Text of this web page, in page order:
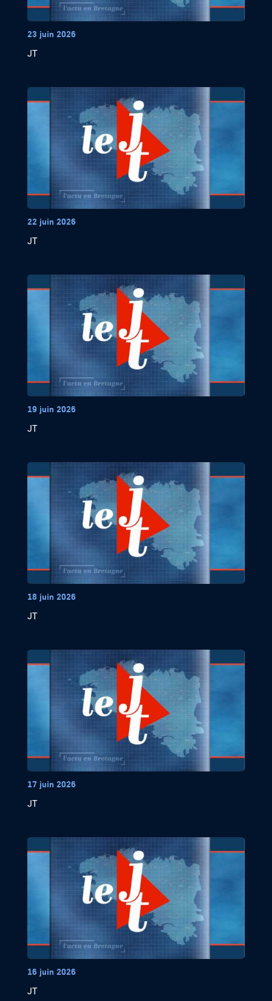
23 juin 2026
JT
22 juin 2026
JT
19 juin 2026
JT
18 juin 2026
JT
17 juin 2026
JT
16 juin 2026
JT